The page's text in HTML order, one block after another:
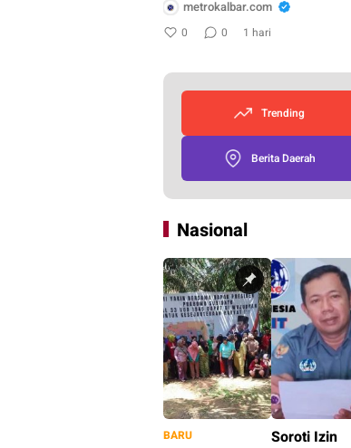
metrokalbar.com
0 0 1 hari
Trending
Berita Daerah
Nasional
BARU
Soroti Izin